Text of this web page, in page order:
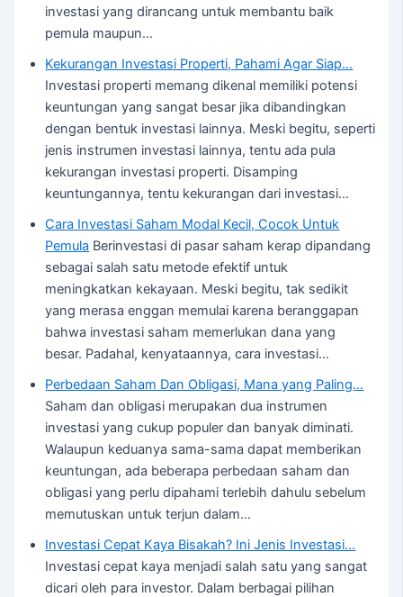
investasi yang dirancang untuk membantu baik
pemula maupun…
Kekurangan Investasi Properti, Pahami Agar Siap…
Investasi properti memang dikenal memiliki potensi
keuntungan yang sangat besar jika dibandingkan
dengan bentuk investasi lainnya. Meski begitu, seperti
jenis instrumen investasi lainnya, tentu ada pula
kekurangan investasi properti. Disamping
keuntungannya, tentu kekurangan dari investasi…
Cara Investasi Saham Modal Kecil, Cocok Untuk
Pemula Berinvestasi di pasar saham kerap dipandang
sebagai salah satu metode efektif untuk
meningkatkan kekayaan. Meski begitu, tak sedikit
yang merasa enggan memulai karena beranggapan
bahwa investasi saham memerlukan dana yang
besar. Padahal, kenyataannya, cara investasi…
Perbedaan Saham Dan Obligasi, Mana yang Paling…
Saham dan obligasi merupakan dua instrumen
investasi yang cukup populer dan banyak diminati.
Walaupun keduanya sama-sama dapat memberikan
keuntungan, ada beberapa perbedaan saham dan
obligasi yang perlu dipahami terlebih dahulu sebelum
memutuskan untuk terjun dalam…
Investasi Cepat Kaya Bisakah? Ini Jenis Investasi…
Investasi cepat kaya menjadi salah satu yang sangat
dicari oleh para investor. Dalam berbagai pilihan